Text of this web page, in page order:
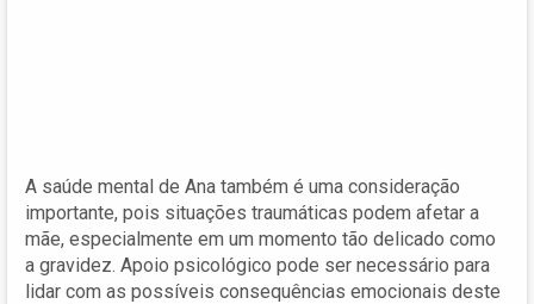
A saúde mental de Ana também é uma consideração
importante, pois situações traumáticas podem afetar a
mãe, especialmente em um momento tão delicado como
a gravidez. Apoio psicológico pode ser necessário para
lidar com as possíveis consequências emocionais deste